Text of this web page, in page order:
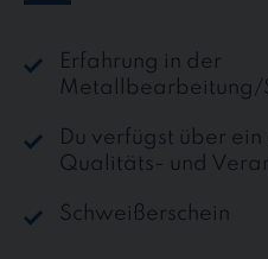
Erfahrung in der
Metallbearbeitung/
Du verfügst über
Qualitäts- und
Schweißerschein